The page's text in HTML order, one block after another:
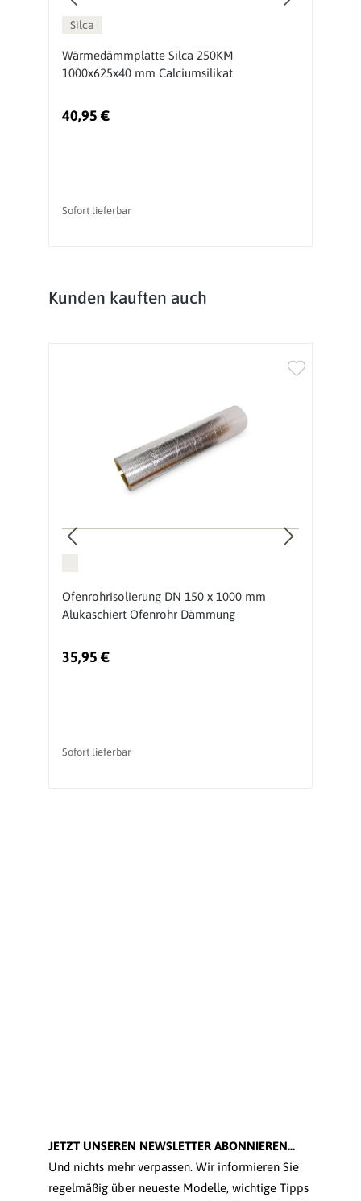
Silca
Wärmedämmplatte Silca 250KM
1000x625x40 mm Calciumsilikat
40,95 €
Sofort lieferbar
Produktgalerie überspringen
Kunden kauften auch
Ofenrohrisolierung DN 150 x 1000 mm
Alukaschiert Ofenrohr Dämmung
35,95 €
Sofort lieferbar
JETZT UNSEREN NEWSLETTER ABONNIEREN...
Und nichts mehr verpassen. Wir informieren Sie
regelmäßig über neueste Modelle, wichtige Tipps